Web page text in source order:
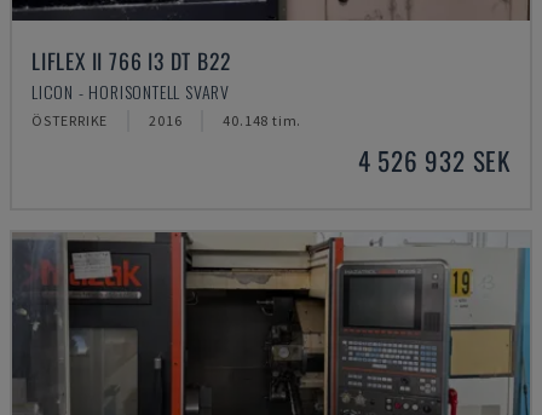
LIFLEX II 766 I3 DT B22
LICON - HORISONTELL SVARV
ÖSTERRIKE 2016 40.148 tim.
4 526 932 SEK